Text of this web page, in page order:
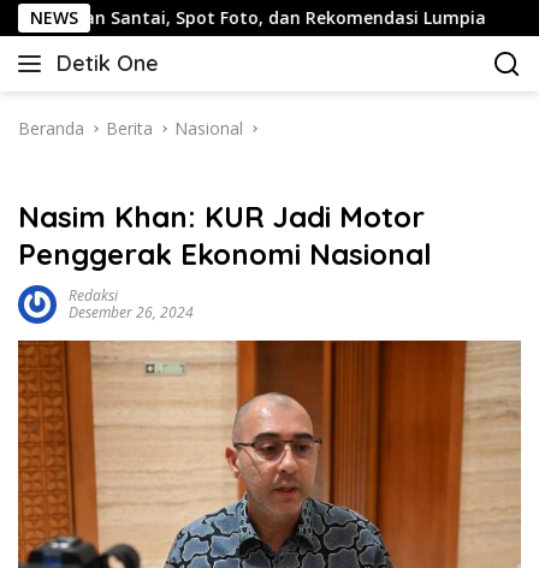
Langsung
ke
konten
NEWSSpot Foto, dan Rekomendasi Lumpia Panduan
Detik One
Tajam
Fakta
Beranda Berita Nasional
Nasim Khan: KUR Jadi Motor
Penggerak Ekonomi Nasional
Redaksi
Desember 26, 2024